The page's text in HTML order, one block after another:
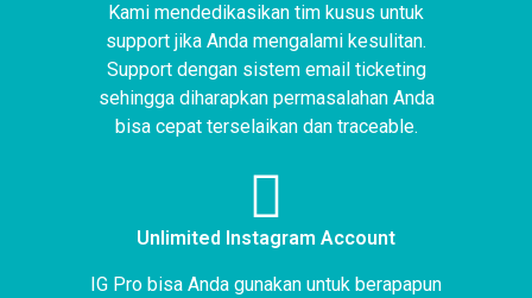
Kami mendedikasikan tim kusus untuk
support jika Anda mengalami kesulitan.
Support dengan sistem email ticketing
sehingga diharapkan permasalahan Anda
bisa cepat terselaikan dan traceable.
Unlimited Instagram Account
IG Pro bisa Anda gunakan untuk berapapun